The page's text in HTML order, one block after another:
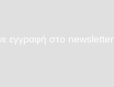
εγγραφή στο newsletter